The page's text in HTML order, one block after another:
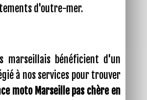
d'outre-mer.
marseillais bénéficient d'un
à nos services pour trouver
moto Marseille pas chère en